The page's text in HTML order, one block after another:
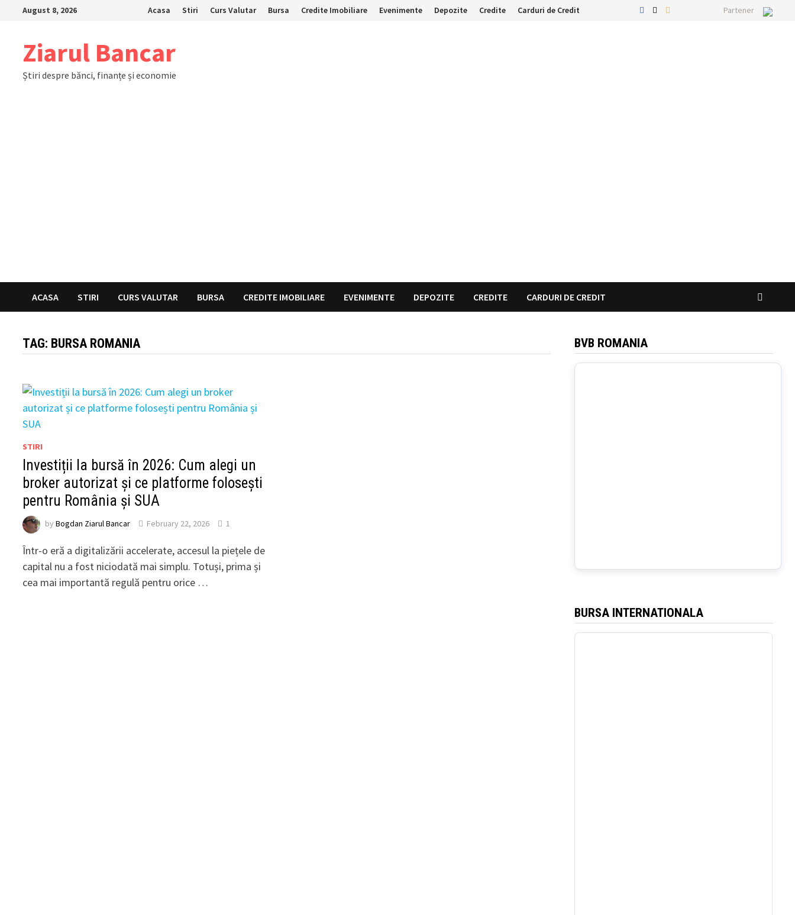
August 8, 2026 Acasa Stiri Curs Valutar Bursa Credite Imobiliare Evenimente Depozite Credite Carduri de Credit Partener
Ziarul Bancar
Știri despre bănci, finanțe și economie
ACASA STIRI CURS VALUTAR BURSA CREDITE IMOBILIARE EVENIMENTE DEPOZITE CREDITE CARDURI DE CREDIT
TAG: BURSA ROMANIA
STIRI
Investiții la bursă în 2026: Cum alegi un
broker autorizat și ce platforme folosești
pentru România și SUA
byBogdan Ziarul Bancar February 22, 2026 1
Într-o eră a digitalizării accelerate, accesul la piețele de
capital nu a fost niciodată mai simplu. Totuși, prima și
cea mai importantă regulă pentru orice …
BVB ROMANIA
BURSA INTERNATIONALA